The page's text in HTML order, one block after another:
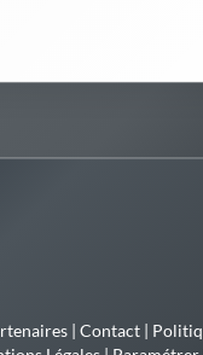
| Contact |